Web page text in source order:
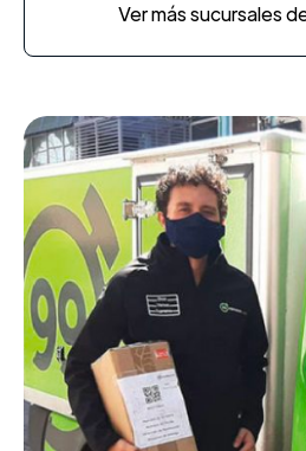
Ver más sucursales